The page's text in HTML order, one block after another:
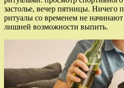
застолье, вечер пятницы. Ничего
ритуалы со временем не
лишней возможности выпить.